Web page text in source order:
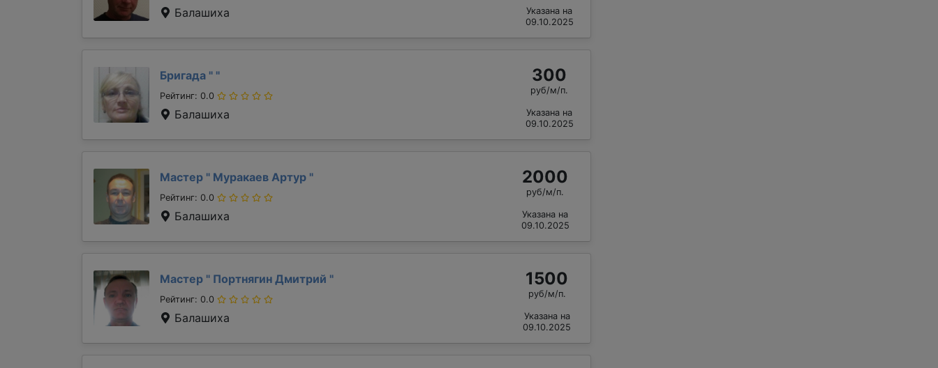
Балашиха
Указана на
09.10.2025
Бригада " "
Рейтинг: 0.0
Балашиха
300
руб/м/п.
Указана на
09.10.2025
Мастер " Муракаев Артур "
Рейтинг: 0.0
Балашиха
2000
руб/м/п.
Указана на
09.10.2025
Мастер " Портнягин Дмитрий "
Рейтинг: 0.0
Балашиха
1500
руб/м/п.
Указана на
09.10.2025